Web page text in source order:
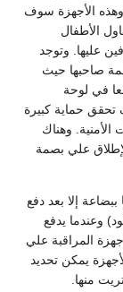
وهذه الأجهزة سوف
الأطفال
عليها. وتوجد
صاحبها حيث
في لوحة
تحقق حماية كبيرة
وهناك
علي بصمة
إلا بعد دفع
وعندما يدفع
المراقبة علي
يمكن تحديد
منها.